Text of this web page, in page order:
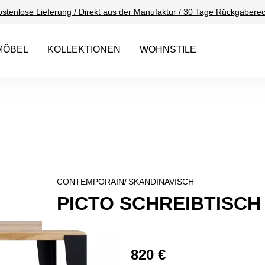
Lieferung / Direkt aus der Manufaktur / 30 Tage
KOLLEKTIONEN WOHNSTILE
CONTEMPORAIN/SKANDINAVISCH
PICTO SCHREIBTISCH
820 €